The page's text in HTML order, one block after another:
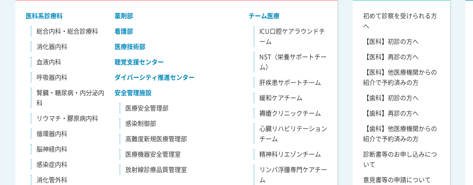
医科系診療科
総合内科・総合診療科
消化器内科
血液内科
呼吸器内科
腎臓・糖尿病・内分泌内
科
リウマチ・膠原病内科
循環器内科
脳神経内科
感染症内科
消化管外科
薬剤部
看護部
医療技術部
聴覚支援センター
ダイバーシティ推進センター
安全管理施設
医療安全管理部
感染制御部
高難度新規医療管理部
医療機器安全管理室
放射線診療品質管理室
チーム医療
ICU口腔ケアラウンドチ
ーム
NST（栄養サポートチー
ム）
肝疾患サポートチーム
緩和ケアチーム
褥瘡クリニックチーム
心臓リハビリテーション
チーム
精神科リエゾンチーム
リンパ浮腫専門ケアチー
ム
初めて診察を受けられる方
へ
【医科】初診の方へ
【医科】再診の方へ
【医科】他医療機関からの
紹介で予約済みの方
【歯科】初診の方へ
【歯科】再診の方へ
【歯科】他医療機関からの
紹介で予約済みの方
診断書等のお申し込みにつ
いて
意見書等の申請について